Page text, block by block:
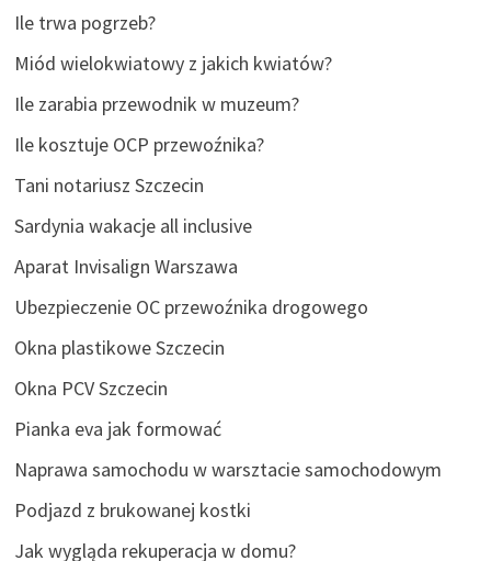
Ile trwa pogrzeb?
Miód wielokwiatowy z jakich kwiatów?
Ile zarabia przewodnik w muzeum?
Ile kosztuje OCP przewoźnika?
Tani notariusz Szczecin
Sardynia wakacje all inclusive
Aparat Invisalign Warszawa
Ubezpieczenie OC przewoźnika drogowego
Okna plastikowe Szczecin
Okna PCV Szczecin
Pianka eva jak formować
Naprawa samochodu w warsztacie samochodowym
Podjazd z brukowanej kostki
Jak wygląda rekuperacja w domu?